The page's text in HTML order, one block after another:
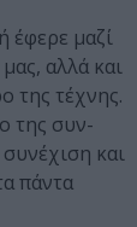
έφερε μαζί
αλλά και
της τέχνης.
της συν-
και
πάντα